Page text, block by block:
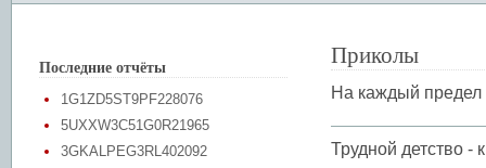
Последние отчёты
1G1ZD5ST9PF228076
5UXXW3C51G0R21965
3GKALPEG3RL402092
Приколы
На каждый предел
Трудной детство -